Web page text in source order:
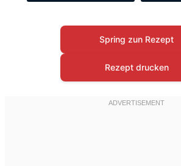
Spring zun Rezept
Rezept drucken